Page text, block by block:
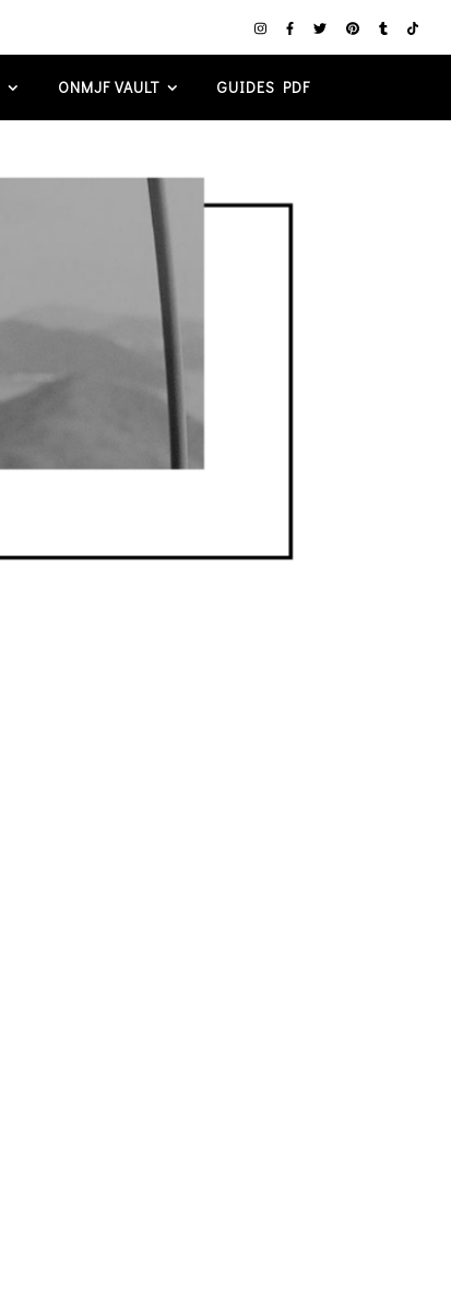
ONMJF VAULT GUIDES PDF